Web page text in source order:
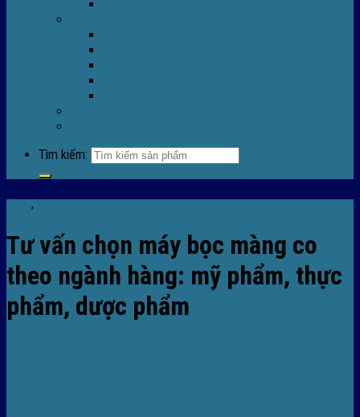
Tìm kiếm:
,
Tư vấn chọn máy bọc màng co
theo ngành hàng: mỹ phẩm, thực
phẩm, dược phẩm